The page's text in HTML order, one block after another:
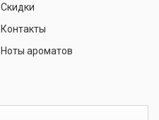
Скидки
Контакты
Ноты ароматов